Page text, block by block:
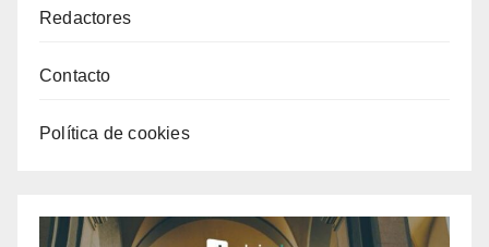
Redactores
Contacto
Política de cookies